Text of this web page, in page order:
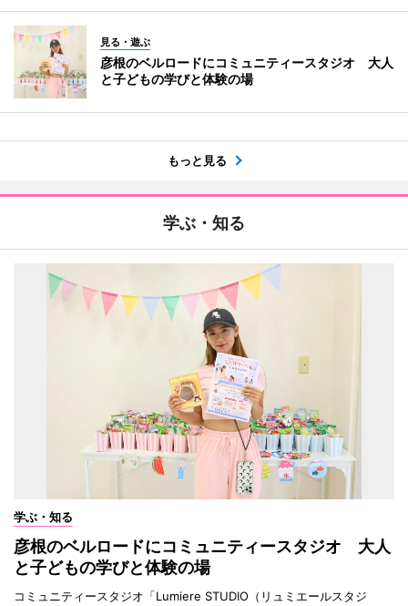
見る・遊ぶ
彦根のベルロードにコミュニティースタジオ 大人
と子どもの学びと体験の場
もっと見る
学ぶ・知る
学ぶ・知る
彦根のベルロードにコミュニティースタジオ 大人
と子どもの学びと体験の場
コミュニティースタジオ「Lumiere STUDIO（リュミエールスタジ